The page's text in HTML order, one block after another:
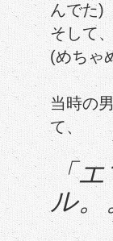
んでた)
そして
(めちゃ
当時の
て、
「
ル。